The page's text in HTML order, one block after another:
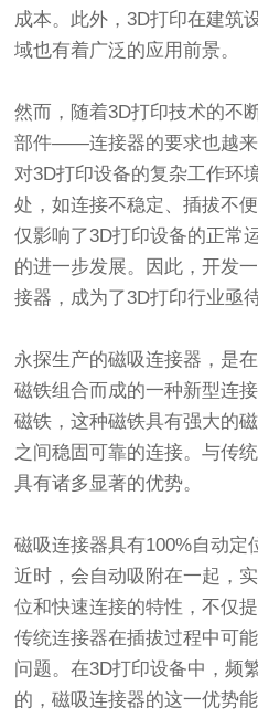
成本。此外，3D打印在建筑
域也有着广泛的应用前景。
然而，随着3D打印技术的不
部件——连接器的要求也越
对3D打印设备的复杂工作环
处，如连接不稳定、插拔不
仅影响了3D打印设备的正常
的进一步发展。因此，开发
接器，成为了3D打印行业亟
永探生产的磁吸连接器 ，是
磁铁组合而成的一种新型连
磁铁，这种磁铁具有强大的
之间稳固可靠的连接。与传
具有诸多显著的优势。
磁吸连接器具有100%自动定
近时，会自动吸附在一起，
位和快速连接的特性，不仅
传统连接器在插拔过程中可
问题。在3D打印设备中，频
的，磁吸连接器的这一优势